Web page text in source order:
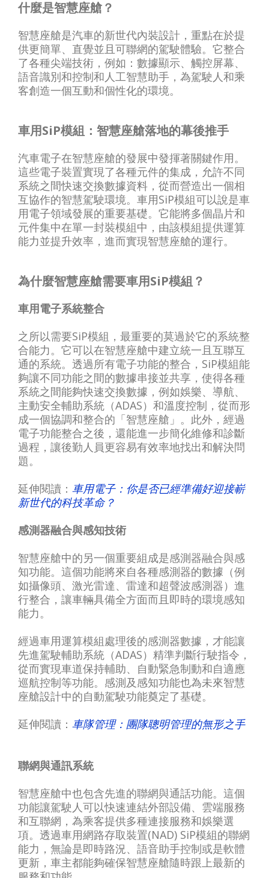
什麼是智慧座艙？
智慧座艙是汽車的新世代內裝設計，重點在於提
供更簡單、直覺並且可聯網的駕駛體驗。它整合
了各種尖端技術，例如：數據顯示、觸控屏幕、
語音識別和控制和人工智慧助手，為駕駛人和乘
客創造一個互動和個性化的環境。
車用SiP模組：智慧座艙落地的幕後推手
汽車電子在智慧座艙的發展中發揮著關鍵作用。
這些電子裝置實現了各種元件的集成，允許不同
系統之間快速交換數據資料，從而營造出一個相
互協作的智慧駕駛環境。車用SiP模組可以說是車
用電子領域發展的重要基礎。它能將多個晶片和
元件集中在單一封裝模組中，由該模組提供運算
能力並提升效率，進而實現智慧座艙的運行。
為什麼智慧座艙需要車用SiP模組？
車用電子系統整合
之所以需要SiP模組，最重要的莫過於它的系統整
合能力。它可以在智慧座艙中建立統一且互聯互
通的系統。透過所有電子功能的整合，SiP模組能
夠讓不同功能之間的數據串接並共享，使得各種
系統之間能夠快速交換數據，例如娛樂、導航、
主動安全輔助系統（ADAS）和溫度控制，從而形
成一個協調和整合的「智慧座艙」。此外，經過
電子功能整合之後，還能進一步簡化維修和診斷
過程，讓後勤人員更容易有效率地找出和解決問
題。
延伸閱讀： 車用電子：你是否已經準備好迎接嶄
新世代的科技革命？
感測器融合與感知技術
智慧座艙中的另一個重要組成是感測器融合與感
知功能。這個功能將來自各種感測器的數據（例
如攝像頭、激光雷達、雷達和超聲波感測器）進
行整合，讓車輛具備全方面而且即時的環境感知
能力。
經過車用運算模組處理後的感測器數據，才能讓
先進駕駛輔助系統（ADAS）精準判斷行駛指令，
從而實現車道保持輔助、自動緊急制動和自適應
巡航控制等功能。感測及感知功能也為未來智慧
座艙設計中的自動駕駛功能奠定了基礎。
延伸閱讀： 車隊管理：團隊聰明管理的無形之手
聯網與通訊系統
智慧座艙中也包含先進的聯網與通話功能。這個
功能讓駕駛人可以快速連結外部設備、雲端服務
和互聯網，為乘客提供多種連接服務和娛樂選
項。透過車用網路存取裝置(NAD) SiP模組的聯網
能力，無論是即時路況、語音助手控制或是軟體
更新，車主都能夠確保智慧座艙隨時跟上最新的